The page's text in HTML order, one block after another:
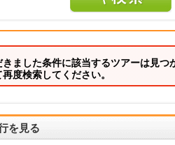
きました条件に該当するツアーは見つ
度検索してください。
を見る